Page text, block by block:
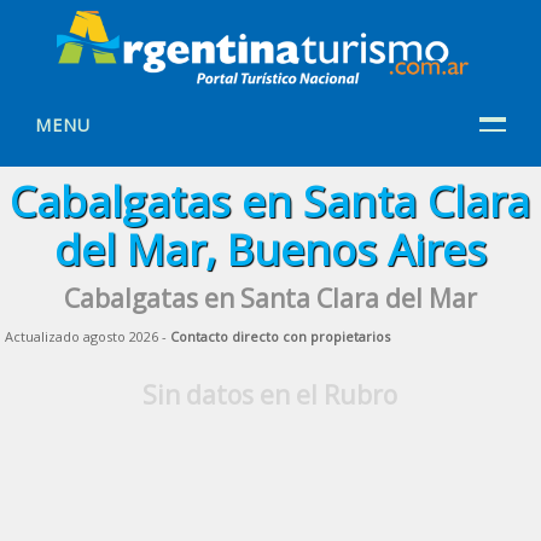
MENU
Cabalgatas en Santa Clara
del Mar, Buenos Aires
Cabalgatas en Santa Clara del Mar
Actualizado agosto 2026 - Contacto directo con propietarios
Sin datos en el Rubro